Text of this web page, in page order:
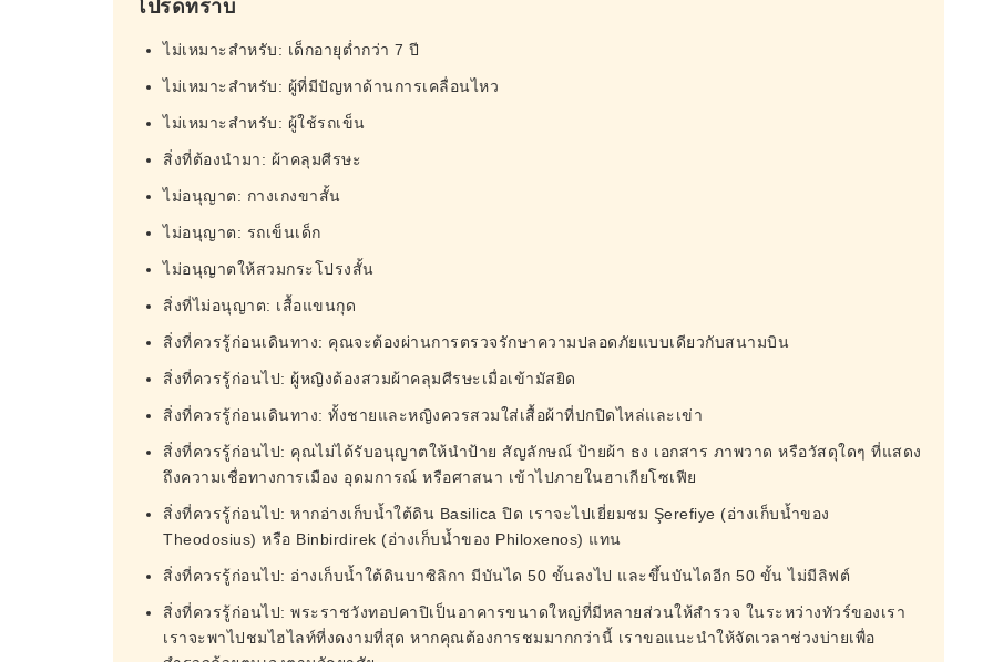
โปรดทราบ
ไม่เหมาะสำหรับ: เด็กอายุต่ำกว่า 7 ปี
ไม่เหมาะสำหรับ: ผู้ที่มีปัญหาด้านการเคลื่อนไหว
ไม่เหมาะสำหรับ: ผู้ใช้รถเข็น
สิ่งที่ต้องนำมา: ผ้าคลุมศีรษะ
ไม่อนุญาต: กางเกงขาสั้น
ไม่อนุญาต: รถเข็นเด็ก
ไม่อนุญาตให้สวมกระโปรงสั้น
สิ่งที่ไม่อนุญาต: เสื้อแขนกุด
สิ่งที่ควรรู้ก่อนเดินทาง: คุณจะต้องผ่านการตรวจรักษาความปลอดภัยแบบเดียวกับสนามบิน
สิ่งที่ควรรู้ก่อนไป: ผู้หญิงต้องสวมผ้าคลุมศีรษะเมื่อเข้ามัสยิด
สิ่งที่ควรรู้ก่อนเดินทาง: ทั้งชายและหญิงควรสวมใส่เสื้อผ้าที่ปกปิดไหล่และเข่า
สิ่งที่ควรรู้ก่อนไป: คุณไม่ได้รับอนุญาตให้นำป้าย สัญลักษณ์ ป้ายผ้า ธง เอกสาร ภาพวาด หรือวัสดุใดๆ ที่แสดง
ถึงความเชื่อทางการเมือง อุดมการณ์ หรือศาสนา เข้าไปภายในฮาเกียโซเฟีย
สิ่งที่ควรรู้ก่อนไป: หากอ่างเก็บน้ำใต้ดิน Basilica ปิด เราจะไปเยี่ยมชม Şerefiye (อ่างเก็บน้ำของ
Theodosius) หรือ Binbirdirek (อ่างเก็บน้ำของ Philoxenos) แทน
สิ่งที่ควรรู้ก่อนไป: อ่างเก็บน้ำใต้ดินบาซิลิกา มีบันได 50 ขั้นลงไป และขึ้นบันไดอีก 50 ขั้น ไม่มีลิฟต์
สิ่งที่ควรรู้ก่อนไป: พระราชวังทอปคาปิเป็นอาคารขนาดใหญ่ที่มีหลายส่วนให้สำรวจ ในระหว่างทัวร์ของเรา
เราจะพาไปชมไฮไลท์ที่งดงามที่สุด หากคุณต้องการชมมากกว่านี้ เราขอแนะนำให้จัดเวลาช่วงบ่ายเพื่อ